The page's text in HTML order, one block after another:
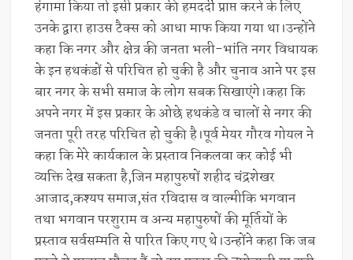
हंगामा किया तो इसी प्रकार की हमदर्दी प्राप्त करने के लिए
उनके द्वारा हाउस टैक्स को आधा माफ किया गया था।उन्होंने
कहा कि नगर और क्षेत्र की जनता भली-भांति नगर विधायक
के इन हथकंडों से परिचित हो चुकी है और चुनाव आने पर इस
बार नगर के सभी समाज के लोग सबक सिखाएंगे।कहा कि
अपने नगर में इस प्रकार के ओछे हथकंडे व चालों से नगर की
जनता पूरी तरह परिचित हो चुकी है।पूर्व मेयर गौरव गोयल ने
कहा कि मेरे कार्यकाल के प्रस्ताव निकलवा कर कोई भी
व्यक्ति देख सकता है,जिन महापुरुषों शहीद चंद्रशेखर
आजाद,कश्यप समाज,संत रविदास व वाल्मीकि भगवान
तथा भगवान परशुराम व अन्य महापुरुषों की मूर्तियों के
प्रस्ताव सर्वसम्मति से पारित किए गए थे।उन्होंने कहा कि जब